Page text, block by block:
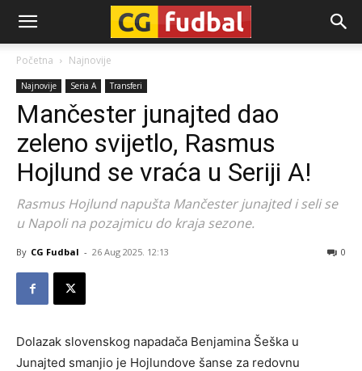
CG-
Fudbal
Početna Najnovije
Najnovije Seria A Transferi
Mančester junajted dao
zeleno svijetlo, Rasmus
Hojlund se vraća u Seriji A!
Rasmus Hojlund napušta Mančester junajted i seli se
u Napoli na pozajmicu do kraja sezone.
By CG Fudbal - 26 Aug 2025. 12:13 0
Dolazak slovenskog napadača Benjamina Šeška u
Junajted smanjio je Hojlundove šanse za redovnu